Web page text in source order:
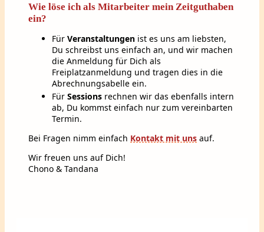
Wie löse ichals Mitarbeiter mein Zeitguthaben
ein?
Für Veranstaltungen ist es uns am liebsten,
Du schreibst uns einfach an, und wir machen
die Anmeldung für Dich als
Freiplatzanmeldung und tragen dies in die
Abrechnungsabelle ein.
Für Sessions rechnen wir das ebenfalls intern
ab, Du kommst einfach nur zum vereinbarten
Termin.
Bei Fragen nimm einfach Kontakt mit uns auf.
Wir freuen uns auf Dich!
Chono & Tandana